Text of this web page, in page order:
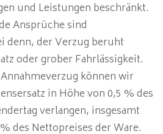
und Leistungen beschränkt.
Ansprüche sind
denn, der Verzug beruht
oder grober Fahrlässigkeit.
können wir
in Höhe von 0,5 % des
verlangen, insgesamt
des Nettopreises der Ware.